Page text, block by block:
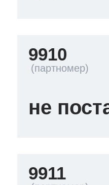
9910
не
9911